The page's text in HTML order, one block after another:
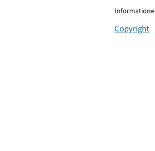
Copyright